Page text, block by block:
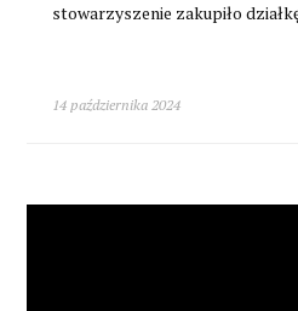
stowarzyszenie zakupiło
14 października 2024